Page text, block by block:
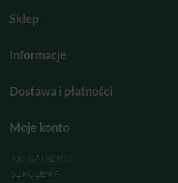
Sklep
Informacje
Dostawa i płatności
Moje konto
AKTUALNOŚCI
SZKOLENIA